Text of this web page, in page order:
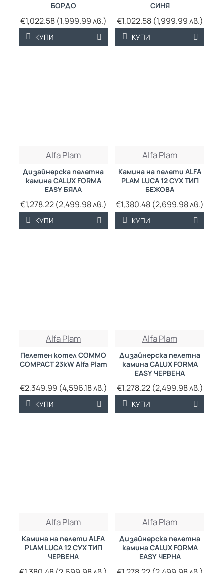
БОРДО
€1,022.58 (1,999.99 лв.)
КУПИ
СИНЯ
€1,022.58 (1,999.99 лв.)
КУПИ
Alfa Plam
Дизайнерска пелетна
камина CALUX FORMA
EASY БЯЛА
€1,278.22 (2,499.98 лв.)
КУПИ
Alfa Plam
Камина на пелети ALFA
PLAM LUCA 12 СУХ ТИП
БЕЖОВА
€1,380.48 (2,699.98 лв.)
КУПИ
Alfa Plam
Пелетен котел COMMO
COMPACT 23kW Alfa Plam
€2,349.99 (4,596.18 лв.)
КУПИ
Alfa Plam
Дизайнерска пелетна
камина CALUX FORMA
EASY ЧЕРВЕНА
€1,278.22 (2,499.98 лв.)
КУПИ
Alfa Plam
Камина на пелети ALFA
PLAM LUCA 12 СУХ ТИП
ЧЕРВЕНА
Alfa Plam
Дизайнерска пелетна
камина CALUX FORMA
EASY ЧЕРНА